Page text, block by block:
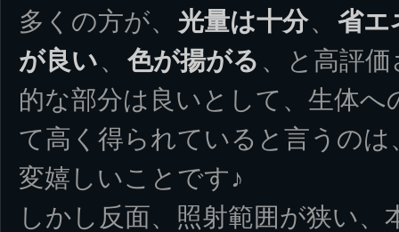
多くの方が、 光量は十分、 省エ
が良い、 色が揚がる 、と高評
的な部分は良いとして、生体
て高く得られていると言うの
変嬉しいことです♪
しかし反面、照射範囲が狭い